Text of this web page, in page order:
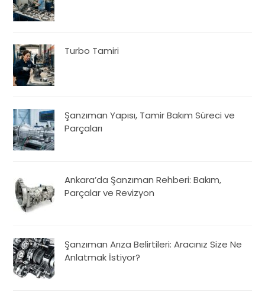
Turbo Tamiri
Şanzıman Yapısı, Tamir Bakım Süreci ve
Parçaları
Ankara’da Şanzıman Rehberi: Bakım,
Parçalar ve Revizyon
Şanzıman Arıza Belirtileri: Aracınız Size Ne
Anlatmak İstiyor?